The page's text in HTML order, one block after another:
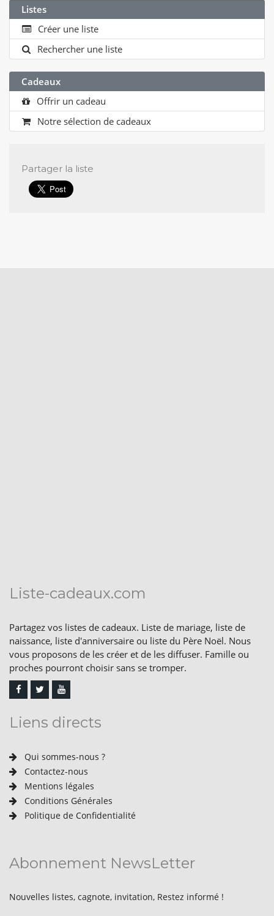
Listes
Créer une liste
Rechercher une liste
Cadeaux
Offrir un cadeau
Notre sélection de cadeaux
Partager la liste
Liste-cadeaux.com
Partagez vos listes de cadeaux. Liste de mariage, liste de
naissance, liste d'anniversaire ou liste du Père Noël. Nous
vous proposons de les créer et de les diffuser. Famille ou
proches pourront choisir sans se tromper.
Liens directs
Qui sommes-nous ?
Contactez-nous
Mentions légales
Conditions Générales
Politique de Confidentialité
Abonnement NewsLetter
Nouvelles listes, cagnote, invitation, Restez informé !